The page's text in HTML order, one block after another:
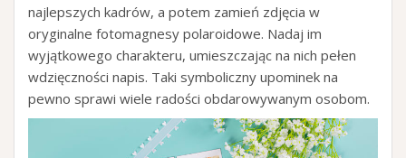
najlepszych kadrów, a potem zamień zdjęcia w
oryginalne fotomagnesy polaroidowe. Nadaj im
wyjątkowego charakteru, umieszczając na nich pełen
wdzięczności napis. Taki symboliczny upominek na
pewno sprawi wiele radości obdarowywanym osobom.